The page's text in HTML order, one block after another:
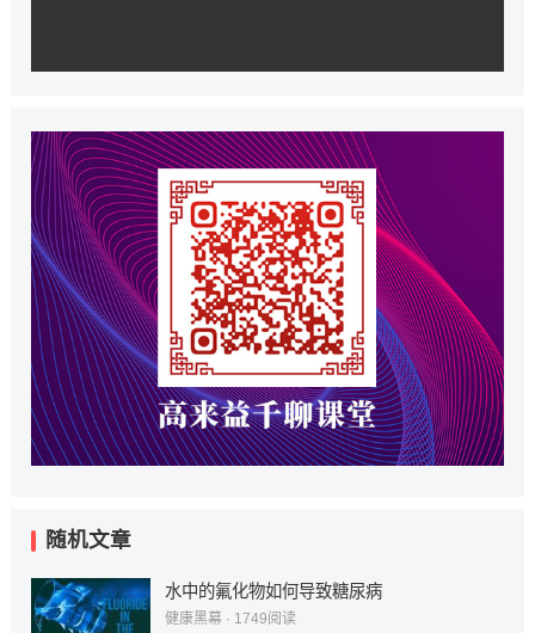
随机文章
水中的氟化物如何导致糖尿病
健康黑幕· 1749阅读